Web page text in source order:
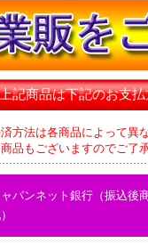
記商品は下記のお支
方法は各商品によって異
もございますのでご了承
パンネット銀行（振込後